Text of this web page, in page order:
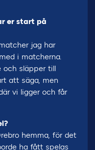
er start på
jag har
i matcherna.
och släpper till
att säga, men
vi ligger och får
hemma, för det
ha fått spelas